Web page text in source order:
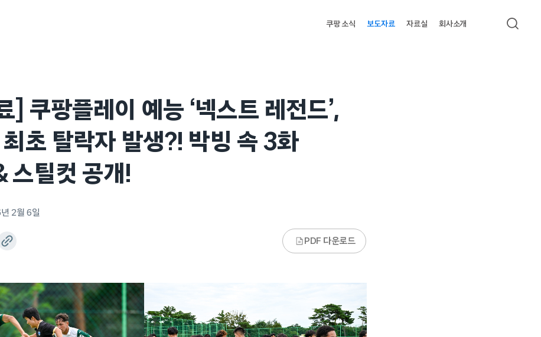
쿠팡 소식 보도자료 자료실 회사소개 검색
] 쿠팡플레이 예능 ‘넥스트 레전드’,
초 탈락자 발생?! 박빙 속 3화
스틸컷 공개!
2월 6일
PDF 다운로드